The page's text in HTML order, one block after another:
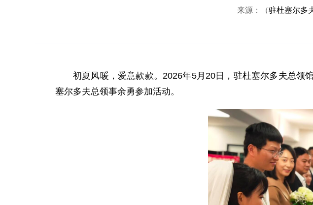
来源：（驻杜塞尔多
初夏风暖，爱意款款。2026年5月20日，驻杜塞尔多夫总领
塞尔多夫总领事余勇参加活动。